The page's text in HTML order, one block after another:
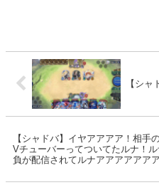
【シ
【シャドバ】イヤアアアア！相手
Vチューバーってついてたルナ！
負が配信されてルナアアアアアア